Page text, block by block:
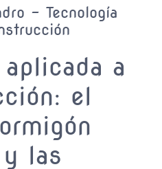
– Tecnología
a
el
las